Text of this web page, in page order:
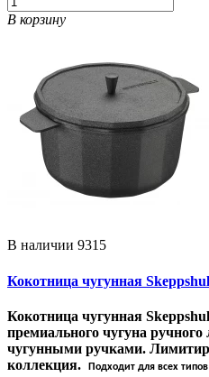
В корзину
В наличии 9315
Кокотница чугунная
Кокотница чугунная
премиального чугуна
чугунными ручками.
коллекция.
Подходит для всех